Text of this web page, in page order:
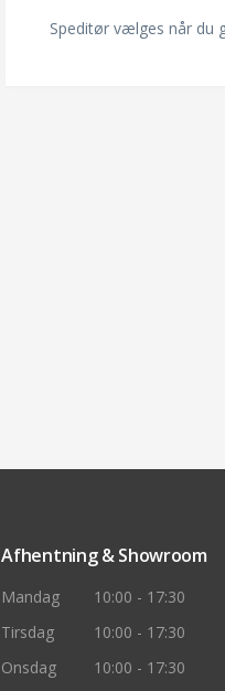
Speditør vælges når du
Afhentning & Showroom
Mandag
10:00 - 17:30
Tirsdag
10:00 - 17:30
Onsdag
10:00 - 17:30